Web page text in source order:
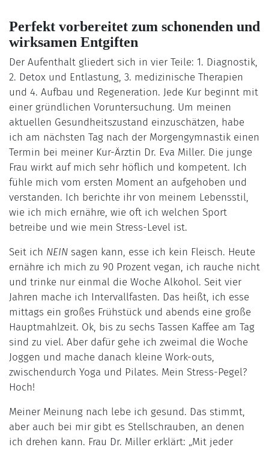
Perfekt vorbereitet zum schonenden und
wirksamen Entgiften
Der Aufenthalt gliedert sich in vier Teile: 1. Diagnostik,
2. Detox und Entlastung, 3. medizinische Therapien
und 4. Aufbau und Regeneration. Jede Kur beginnt mit
einer gründlichen Voruntersuchung. Um meinen
aktuellen Gesundheitszustand einzuschätzen, habe
ich am nächsten Tag nach der Morgengymnastik einen
Termin bei meiner Kur-Ärztin Dr. Eva Miller. Die junge
Frau wirkt auf mich sehr höflich und kompetent. Ich
fühle mich vom ersten Moment an aufgehoben und
verstanden. Ich berichte ihr von meinem Lebensstil,
wie ich mich ernähre, wie oft ich welchen Sport
betreibe und wie mein Stress-Level ist.
Seit ich NEIN sagen kann, esse ich kein Fleisch. Heute
ernähre ich mich zu 90 Prozent vegan, ich rauche nicht
und trinke nur einmal die Woche Alkohol. Seit vier
Jahren mache ich Intervallfasten. Das heißt, ich esse
mittags ein großes Frühstück und abends eine große
Hauptmahlzeit. Ok, bis zu sechs Tassen Kaffee am Tag
sind zu viel. Aber dafür gehe ich zweimal die Woche
Joggen und mache danach kleine Work-outs,
zwischendurch Yoga und Pilates. Mein Stress-Pegel?
Hoch!
Meiner Meinung nach lebe ich gesund. Das stimmt,
aber auch bei mir gibt es Stellschrauben, an denen
ich drehen kann. Frau Dr. Miller erklärt: „Mit jeder